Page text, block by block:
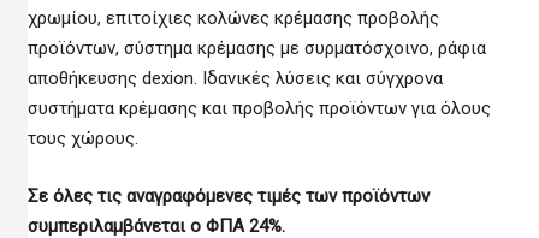
χρωμίου, επιτοίχιες κολώνες κρέμασης προβολής
προϊόντων, σύστημα κρέμασης με συρματόσχοινο, ράφια
αποθήκευσης dexion. Ιδανικές λύσεις και σύγχρονα
συστήματα κρέμασης και προβολής προϊόντων για όλους
τους χώρους.
Σε όλες τις αναγραφόμενες τιμές των προϊόντων
συμπεριλαμβάνεται ο ΦΠΑ 24%.